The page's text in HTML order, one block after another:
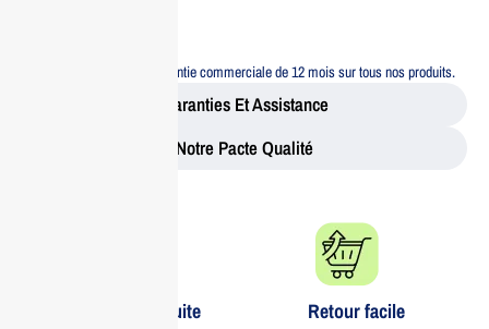
Bénéficiez d’une garantie commerciale de 12 mois sur tous nos produits.
Garanties Et Assistance
Notre Pacte Qualité
Livraison gratuite​ Retour facile​